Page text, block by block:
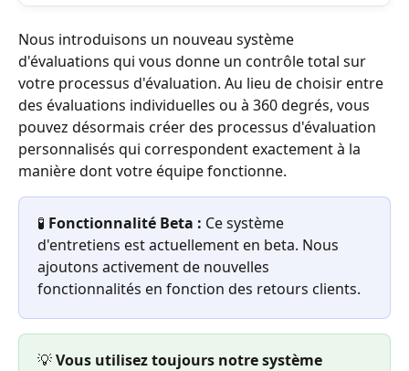
Nous introduisons un nouveau système
d'évaluations qui vous donne un contrôle total sur
votre processus d'évaluation. Au lieu de choisir entre
des évaluations individuelles ou à 360 degrés, vous
pouvez désormais créer des processus d'évaluation
personnalisés qui correspondent exactement à la
manière dont votre équipe fonctionne.
🧪 Fonctionnalité Beta : Ce système
d'entretiens est actuellement en beta. Nous
ajoutons activement de nouvelles
fonctionnalités en fonction des retours clients.
💡 Vous utilisez toujours notre système